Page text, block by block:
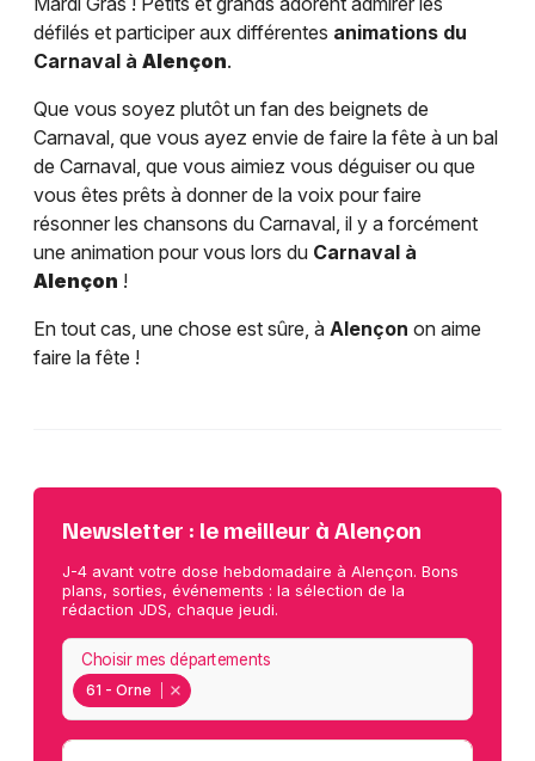
défilés et participer aux différentes animations du
Carnaval à Alençon.
Que vous soyez plutôt un fan des beignets de
Carnaval, que vous ayez envie de faire la fête à un bal
de Carnaval, que vous aimiez vous déguiser ou que
vous êtes prêts à donner de la voix pour faire
résonner les chansons du Carnaval, il y a forcément
une animation pour vous lors du Carnaval à
Alençon !
En tout cas, une chose est sûre, à Alençon on aime
faire la fête !
Newsletter : le meilleur à Alençon
J-4 avant votre dose hebdomadaire à Alençon. Bons
plans, sorties, événements : la sélection de la
rédaction JDS, chaque jeudi.
61 - Orne
Choisir mes départements